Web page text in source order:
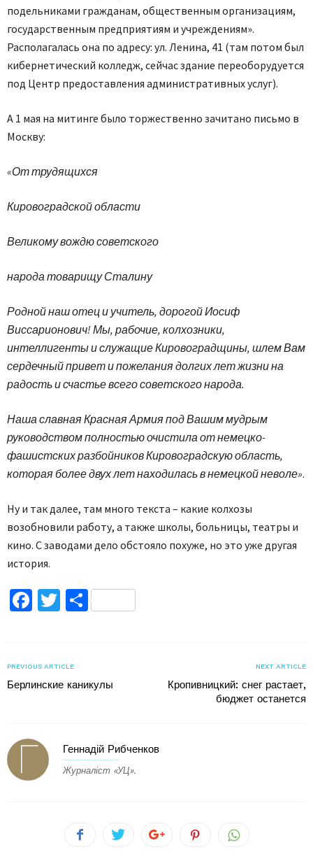
подельниками гражданам, общественным организациям,
государственным предприятиям и учреждениям».
Располагалась она по адресу: ул. Ленина, 41 (там потом был
кибернетический колледж, сейчас здание переоборудуется
под Центр предоставления административных услуг).
А 1 мая на митинге было торжественно зачитано письмо в
Москву:
«От трудящихся
Кировоградской области
Великому вождю советского
народа товарищу Сталину
Родной наш отец и учитель, дорогой Иосиф
Виссарионович! Мы, рабочие, колхозники,
интеллигенты и служащие Кировоградщины, шлем Вам
сердечный привет и пожелания долгих лет жизни на
радость и счастье всего советского народа.
Наша славная Красная Армия под Вашим мудрым
руководством полностью очистила от немецко-
фашистских разбойников Кировоградскую область,
которая более двух лет находилась в немецкой неволе».
Ну и так далее, там много текста – какие колхозы
возобновили работу, а также школы, больницы, театры и
кино. С заводами дело обстояло похуже, но это уже другая
история.
Facebook
TwitterПоділитися
PREVIOUS ARTICLE
Берлинские каникулы
NEXT ARTICLE
Кропивницкий: снег растает,
бюджет останется
Геннадій Рибченков
Журналіст «УЦ».